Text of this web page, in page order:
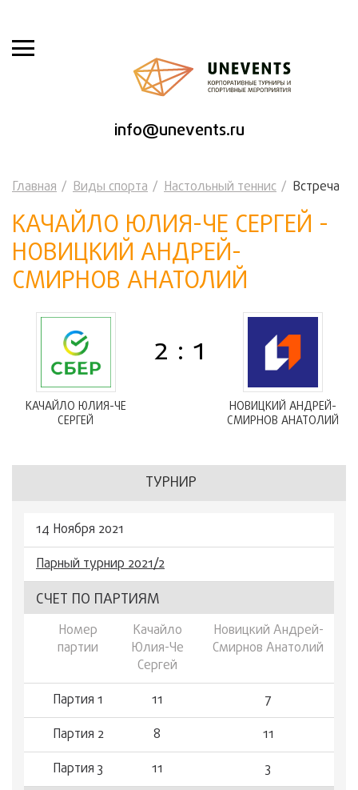
info@unevents.ru
Главная Виды спорта Настольный теннис Встреча
КАЧАЙЛО ЮЛИЯ-ЧЕ СЕРГЕЙ -
НОВИЦКИЙ АНДРЕЙ-
СМИРНОВ АНАТОЛИЙ
КАЧАЙЛО ЮЛИЯ-ЧЕ
СЕРГЕЙ
2 : 1
НОВИЦКИЙ АНДРЕЙ-
СМИРНОВ АНАТОЛИЙ
ТУРНИР
14 Ноября 2021
Парный турнир 2021/2
СЧЕТ ПО ПАРТИЯМ
Номер
партии
Качайло
Юлия-Че
Сергей
Новицкий Андрей-
Смирнов Анатолий
Партия 1 11
7
Партия 2
8
11
Партия 3
11 3